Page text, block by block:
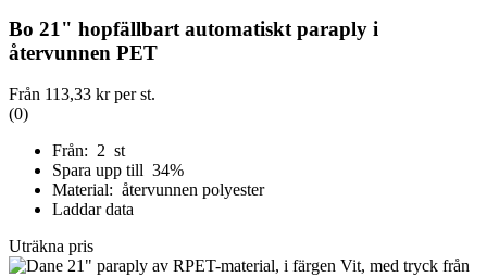
Bo 21" hopfällbart automatiskt paraply i
återvunnen PET
Från 113,33 krper st.
(0)
Från: 2 st
Spara upp till 34%
Material: återvunnen polyester
Laddar data
Uträkna pris